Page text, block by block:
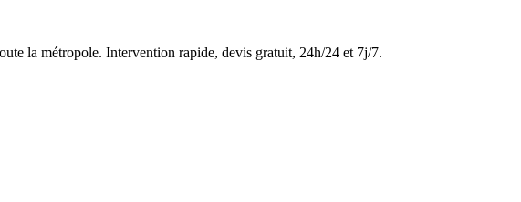
la métropole. Intervention rapide, devis gratuit, 24h/24 et 7j/7.